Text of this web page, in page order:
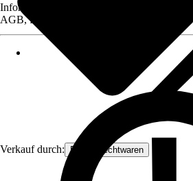
Verkauf durch: Frank Flechtwaren
Informationen des Verkäufers, wie z. B.
AGB, finden Sie bei Klick auf den